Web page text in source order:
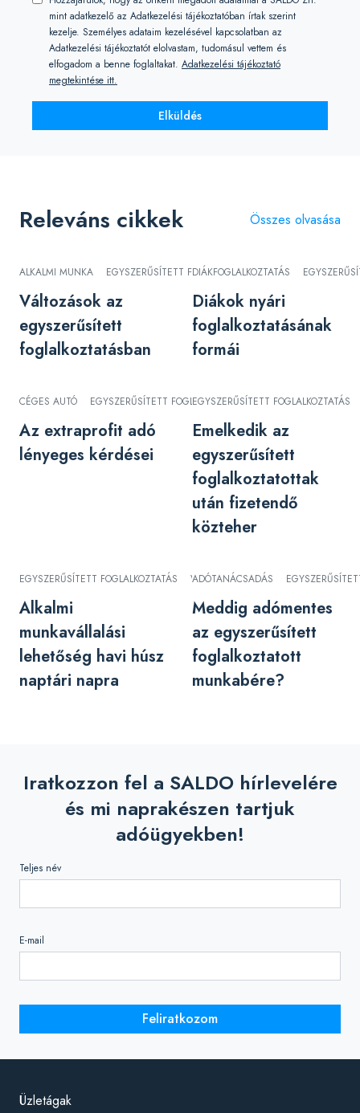
mint adatkezelő az Adatkezelési tájékoztatóban írtak szerint
kezelje. Személyes adataim kezelésével kapcsolatban az
Adatkezelési tájékoztatót elolvastam, tudomásul vettem és
elfogadom a benne foglaltakat. Adatkezelési tájékoztató
megtekintése itt.
Elküldés
Releváns cikkek Összes olvasása
ALKALMI MUNKA EGYSZERŰSÍTETT FOGLALKOZTATÁS
Változások az
egyszerűsített
foglalkoztatásban
DIÁKFOGLALKOZTATÁS
Diákok nyári
foglalkoztatásának
formái
CÉGES AUTÓ EGYSZERŰSÍTETT FOGLALKOZTATÁS KISKERESKEDELMI
Az extraprofit adó
lényeges kérdései
EGYSZERŰSÍTETT FOGLALKOZTATÁS
Emelkedik az
egyszerűsített
foglalkoztatottak
után fizetendő
közteher
EGYSZERŰSÍTETT FOGLALKOZTATÁS VESZÉLYHELYZET
Alkalmi
munkavállalási
lehetőség havi húsz
naptári napra
ADÓTANÁCSADÁS
Meddig adómentes
az egyszerűsített
foglalkoztatott
munkabére?
Iratkozzon fel a SALDO hírlevelére
és mi naprakészen tartjuk
adóügyekben!
Teljes név
E-mail
Feliratkozom
Üzletágak